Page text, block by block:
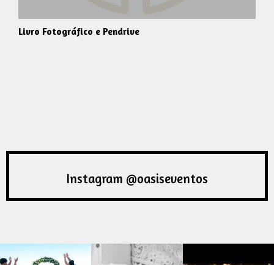
Livro Fotográfico e Pendrive
Instagram @oasiseventos